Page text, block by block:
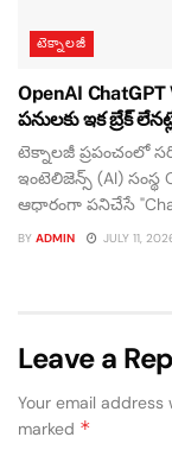
టెక్నాలజీ
OpenAI
పనులకు ఇక బ్రేక్
టెక్నాలజీ ప్రపంచంలో
ఇంటెలిజెన్స్ (AI)
ఆధారంగా పనిచేసే
BY ADMIN JULY 11,
Leave a
Your email
marked *